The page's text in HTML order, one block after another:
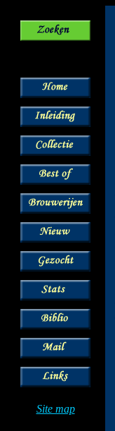
Site map